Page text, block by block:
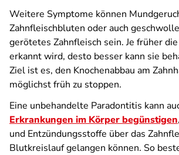
Weitere Symptome können
Zahnfleischbluten oder auch
gerötetes Zahnfleisch sein. Je früher
erkannt wird, desto besser kann sie
Ziel ist es, den Knochenabbau am
möglichst früh zu stoppen.
Eine unbehandelte Paradontitis kann
Erkrankungen im Körper begünstigen
und Entzündungsstoffe über das
Blutkreislauf gelangen können. So